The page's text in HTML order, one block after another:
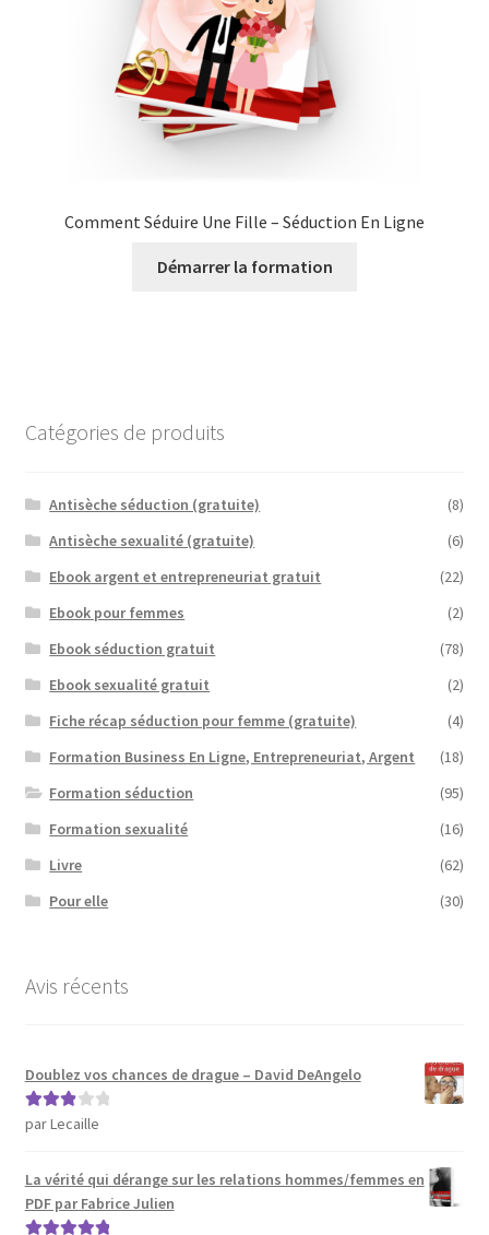
Comment Séduire Une Fille – Séduction En Ligne
Démarrer la formation
Catégories de produits
Antisèche séduction (gratuite)
(8)
Antisèche sexualité (gratuite)
(6)
Ebook argent et entrepreneuriat gratuit
(22)
Ebook pour femmes
(2)
Ebook séduction gratuit
(78)
Ebook sexualité gratuit
(2)
Fiche récap séduction pour femme (gratuite)
(4)
Formation Business En Ligne, Entrepreneuriat, Argent
(18)
Formation séduction
(95)
Formation sexualité
(16)
Livre
(62)
Pour elle
(30)
Avis récents
Doublez vos chances de drague – David DeAngelo
Note3
par Lecaille
La vérité qui dérange sur les relations hommes/femmes en
PDF par Fabrice Julien